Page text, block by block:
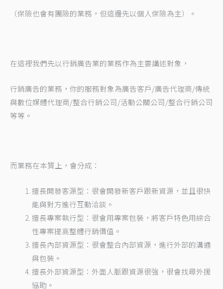
（保險也會有團險的業務，但這邊先以個人保險為主）。
在這裡我們先以行銷廣告業的業務作為主要講述對象，
行銷廣告的業務，你的服務對象為廣告客戶/廣告代理商/傳統
與數位媒體代理商/整合行銷公司/活動公關公司/整合行銷公司
等等。
而業務在本質上，會分成：
擅長開發客源型：很會開發新客戶跟新資源，並且很快
能與對方進行互動洽談。
擅長專案執行型：很會用專案包裝，將客戶特色用綜合
性專案提高整體行銷價值。
擅長內部資源型：很會整合內部資源，進行外部的溝通
與包裝。
擅長外部資源型：外面人脈跟資源很強，很會找尋外援
協助。